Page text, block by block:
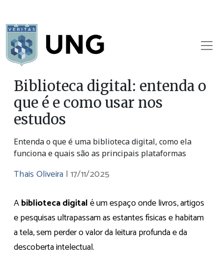
Biblioteca digital: entenda o
que é e como usar nos
estudos
Entenda o que é uma biblioteca digital, como ela
funciona e quais são as principais plataformas
Thais Oliveira | 17/11/2025
Abiblioteca digitalé um espaço onde livros, artigos
e pesquisas ultrapassam as estantes físicas e habitam
a tela, sem perder o valor da leitura profunda e da
descoberta intelectual.